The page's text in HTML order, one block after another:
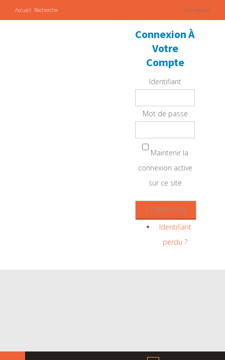
Accueil Recherche Connexion
Connexion À
Votre
Compte
Identifiant
Mot de passe
Maintenir la
connexion active
sur ce site
Identifiant
perdu ?